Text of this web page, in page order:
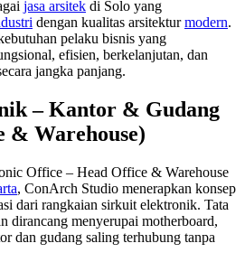
jasa arsitek di Solo yang
dengan kualitas arsitekturmodern.
pelaku bisnis yang
efisien, berkelanjutan, dan
jangka panjang.
– Kantor & Gudang
& Warehouse)
Office – Head Office & Warehouse
, ConArch Studio menerapkan konsep
dari rangkaian sirkuit elektronik. Tata
dirancang menyerupai motherboard,
dan gudang saling terhubung tanpa